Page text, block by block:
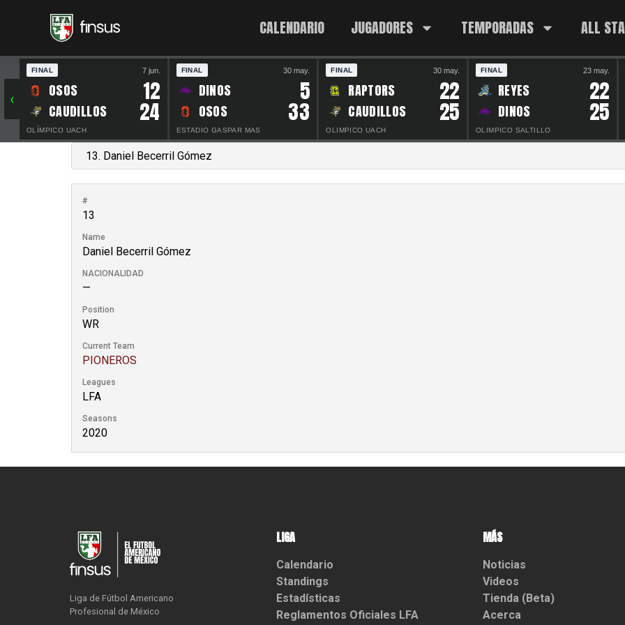
CALENDARIO JUGADORES TEMPORADAS ALL
‹
FINAL 7 jun.
OSOS 12
CAUDILLOS 24
OLÍMPICO UACH
FINAL 30 may.
DINOS 5
OSOS 33
ESTADIO GASPAR MAS
FINAL 30 may.
RAPTORS 22
CAUDILLOS 25
OLIMPICO UACH
FINAL 23 may.
REYES 22
DINOS 25
OLIMPICO SALTILLO
#
13
Name
Daniel Becerril Gómez
NACIONALIDAD
—
Position
WR
Current Team
PIONEROS
Leagues
LFA
Seasons
2020
Liga de Fútbol Americano
Profesional de México
LIGA
Calendario
Standings
Estadísticas
Reglamentos Oficiales LFA
MÁS
Noticias
Videos
Tienda (Beta)
Acerca